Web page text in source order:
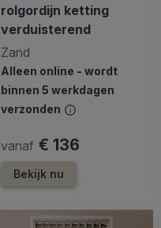
rolgordijn ketting
verduisterend
Zand
Alleen online - wordt
binnen 5 werkdagen
verzonden
vanaf € 136
Bekijk nu